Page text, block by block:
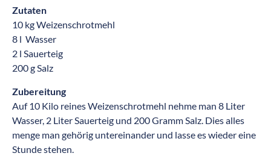
Zutaten
10 kg Weizenschrotmehl
8 l Wasser
2 l Sauerteig
200 g Salz
Zubereitung
Auf 10 Kilo reines Weizenschrotmehl nehme man 8 Liter
Wasser, 2 Liter Sauerteig und 200 Gramm Salz. Dies alles
menge man gehörig untereinander und lasse es wieder eine
Stunde stehen.